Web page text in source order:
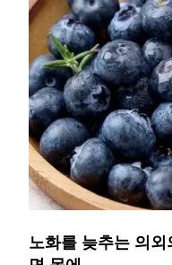
노화를 늦추는 의